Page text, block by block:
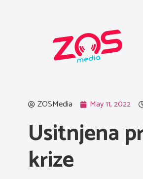
ZOSMedia May 11, 2022
Usitnjena
krize